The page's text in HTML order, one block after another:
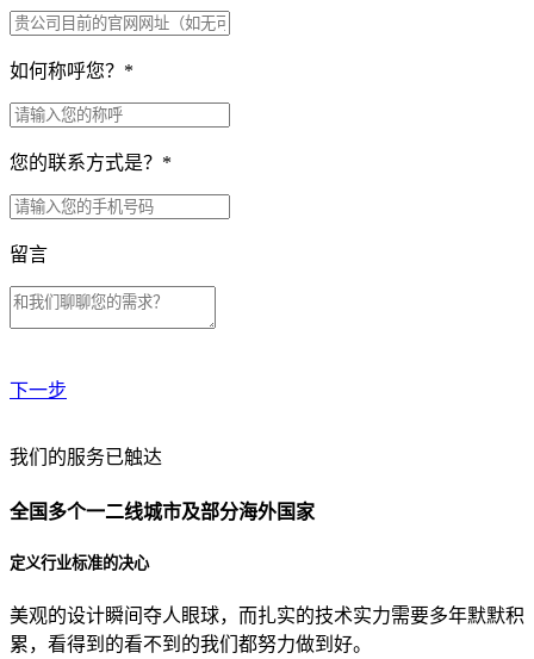
如何称呼您？ *
您的联系方式是？ *
留言
下一步
贵公司预算范围是？
贵公司的团队规模是？
目前主要的营销渠道是？
我们的服务已触达
全国多个一二线城市及部分海外国家
定义行业标准的决心
美观的设计瞬间夺人眼球，而扎实的技术实力需要多年默默积
累，看得到的看不到的我们都努力做到好。